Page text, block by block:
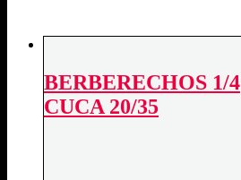
BERBERECHOS 1/4
CUCA 20/35